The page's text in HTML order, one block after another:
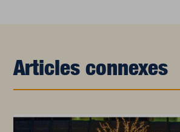
Articles connexes